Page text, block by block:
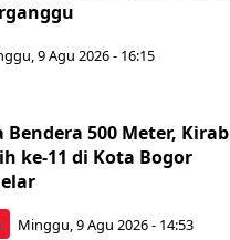
9 Agu 2026 - 16:15
Bendera 500 Meter, Kirab
ke-11 di Kota Bogor
Minggu, 9 Agu 2026 - 14:53